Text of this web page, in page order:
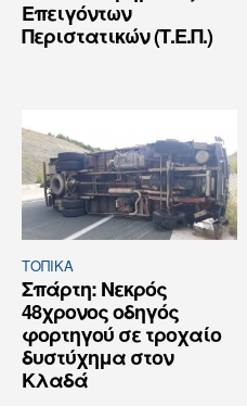
Επειγόντων
Περιστατικών (Τ.Ε.Π.)
ΤΟΠΙΚΑ
Σπάρτη: Νεκρός
48χρονος οδηγός
φορτηγού σε τροχαίο
δυστύχημα στον
Κλαδά